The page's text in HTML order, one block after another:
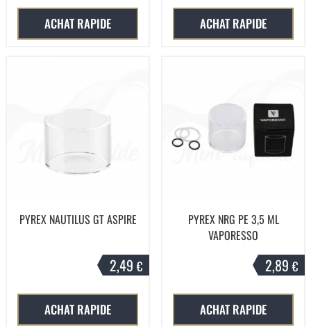
ACHAT RAPIDE ACHAT RAPIDE
PYREX NAUTILUS GT ASPIRE
2,49€
ACHAT RAPIDE
PYREX NRG PE 3,5 ML
VAPORESSO
2,89€
ACHAT RAPIDE